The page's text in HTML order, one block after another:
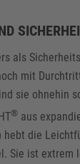
als
mit
sie ohnehin
®aus
hebt die
Sie ist extrem